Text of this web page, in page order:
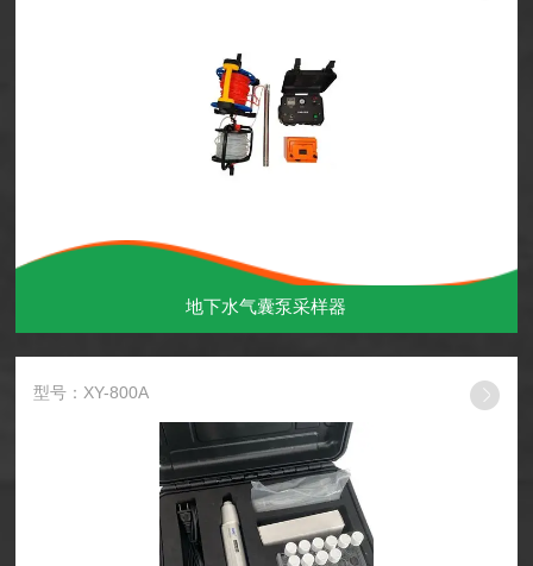
地下水气囊泵采样器
型号：XY-800A